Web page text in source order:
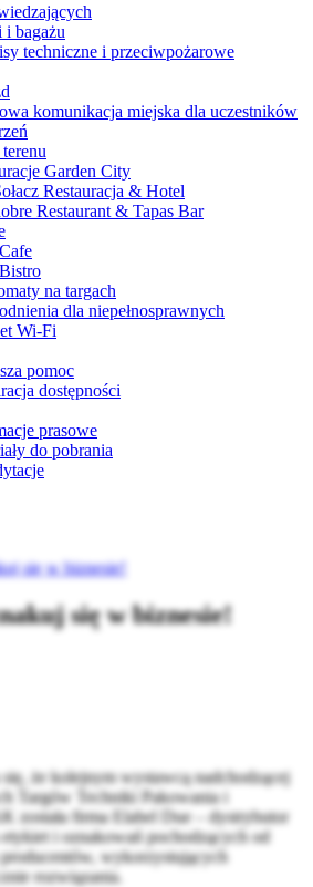
i bagażu
techniczne i przeciwpożarowe
komunikacja miejska dla uczestników
Garden City
Restauracja & Hotel
Restaurant & Tapas Bar
na targach
dla niepełnosprawnych
Wi-Fi
pomoc
dostępności
prasowe
do pobrania
się w biznesie!
się w biznesie!
się, że kolejnym wystawcą nadchodzącej
Targów Techniki Pakowania i
została firma Elabel Due – dystrybutor
i oznakowań pochodzących od
wykorzystujących
rozwiązania.